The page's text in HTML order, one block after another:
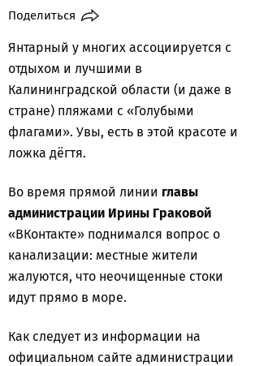
Поделиться
Янтарный у многих ассоциируется с
отдыхом и лучшими в
Калининградской области (и даже в
стране) пляжами с «Голубыми
флагами». Увы, есть в этой красоте и
ложка дёгтя.
Во время прямой линии главы
администрации Ирины Граковой
«ВКонтакте» поднимался вопрос о
канализации: местные жители
жалуются, что неочищенные стоки
идут прямо в море.
Как следует из информации на
официальном сайте администрации